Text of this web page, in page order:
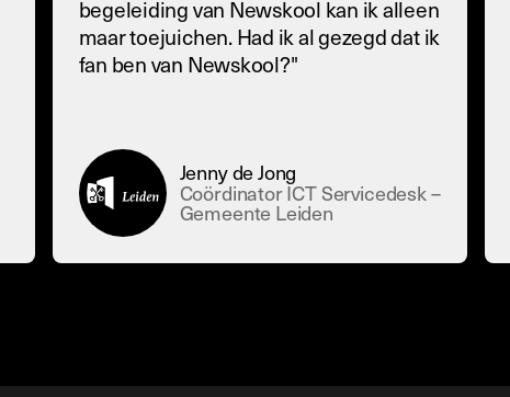
begeleiding van Newskool kan ik alleen
maar toejuichen. Had ik al gezegd dat ik
fan ben van Newskool?"
Jenny de Jong
Coördinator ICT Servicedesk –
Gemeente Leiden